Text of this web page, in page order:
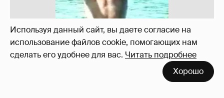
Используя данный сайт, вы даете согласие на
использование файлов cookie, помогающих нам
сделать его удобнее для вас. Читать подробнее
Хорошо